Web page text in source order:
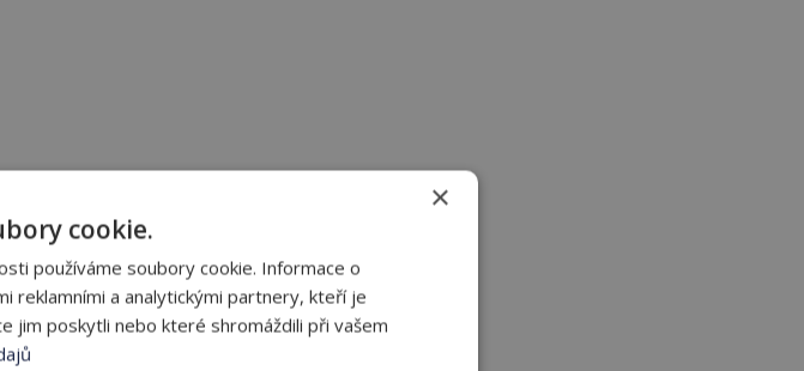
×
cookie.
používáme soubory cookie. Informace o
reklamními a analytickými partnery, kteří je
jim poskytli nebo které shromáždili při vašem